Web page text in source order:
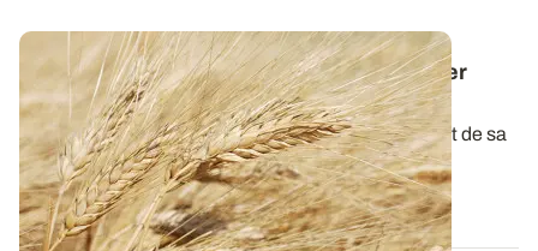
Dose d'azote sur blé dur : comment assurer
rendement et taux de protéines élevés ?
La qualité du blé dur à la récolte dépend étroitement de sa
teneur en protéines. L...
15 JANV. 2026